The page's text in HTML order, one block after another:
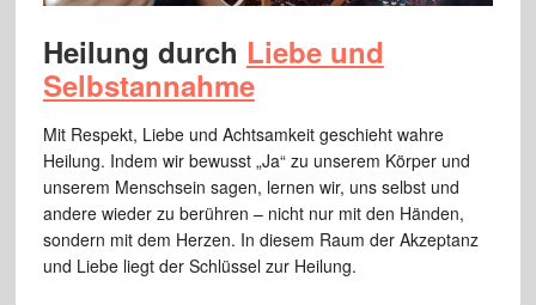
Heilung durch Liebe und
Selbstannahme
Mit Respekt, Liebe und Achtsamkeit geschieht wahre
Heilung. Indem wir bewusst „Ja“ zu unserem Körper und
unserem Menschsein sagen, lernen wir, uns selbst und
andere wieder zu berühren – nicht nur mit den Händen,
sondern mit dem Herzen. In diesem Raum der Akzeptanz
und Liebe liegt der Schlüssel zur Heilung.